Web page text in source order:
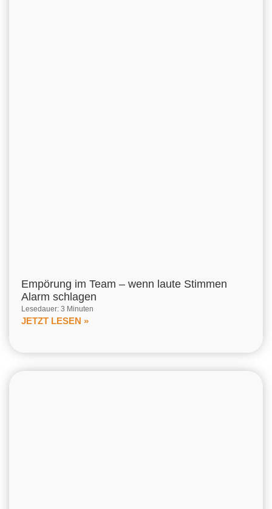
Empörung im Team – wenn laute Stimmen
Alarm schlagen
Lesedauer: 3 Minuten
JETZT LESEN »